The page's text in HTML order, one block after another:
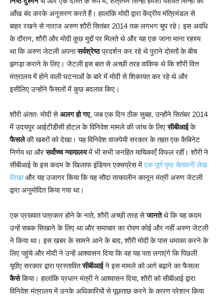
आँख बंद करके अनुसरण करते हैं। हालांकि मोदी द्वारा केंद्रीय मंत्रिमंडल से
बाहर रखने से नाराज अरुण शौरी सितंबर 2014 तक लगभग चुप रहे। इस अवधि
के दौरान, शौरी और मोदी कुछ मुद्दों पर मिलते थे और यह एक जाना माना रहस्य
था कि अरुण जेटली अपनासर्वश्रेष्ठप्रदर्शन कर रहे थे पुराने दोस्तों के बीच
झगड़ा कराने के लिए। जेटली इस बात से अच्छी तरह वाकिफ थे कि शौरी वित्त
मंत्रालय में होने वाली घटनाओं के बारे में मोदी से शिकायत कर रहे थे और
इसीलिए उन्होंने फैसलों में कुछ बदलाव किए।
शौरी अंततः मोदी सेअलग हो गए, जब एक दिन ठीक सुबह, उन्होंने सितंबर 2014
में उदयपुर आईटीडीसी होटल के विनिवेश मामले की जांच के लिएसीबीआईके
फैसलेकी खबरों को देखा। यह विनिवेश वाजपेयी सरकार के तहत एक कैबिनेट
निर्णय था औरसर्वोच्च न्यायालयमें भी सभी जनहित याचिकाएँ विफल रहीं। शौरी ने
सीबीआई के इस कदम के खिलाफ इंडियन एक्सप्रेस मेंएक पूर्ण पृष्ठ चेतावनी लेख
लिखाऔर यह उजागर किया कि यह सौदा तत्कालीन कानून मंत्री अरुण जेटली
द्वारा अनुमोदित किया गया था।
एक प्रख्यात पत्रकार होने के नाते, शौरी अच्छी तरह सेजानतेथे कि यह कदम
उन्हें सबक सिखाने के लिए था और समाचार का रोपण कोई और नहीं अरुण जेटली
ने किया था। इस खबर के सामने आने के बाद, शौरी मोदी के पास धमाका करने के
लिए पहुंचे और मोदी ने उन्हें आश्वासन दिया कि वह यह पता लगाएंगे कि पिछली
यूपीए सरकार द्वारा प्रस्तावितसीबीआईने इस मामले को आगे बढ़ाने का फैसला
कैसेकिया। हालांकि प्रधान मंत्री ने आश्वासन दिया, शौरी को सीबीआई द्वारा
विनिवेश मंत्रालय में उनके अधिकारियों से पूछताछ करने के कारण परेशान किया